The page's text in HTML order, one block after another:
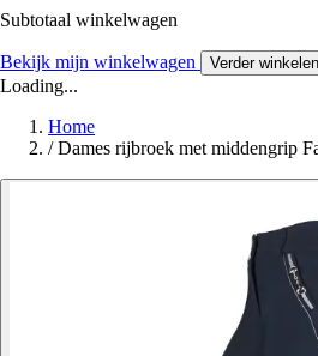
Subtotaal winkelwagen
Bekijk mijn winkelwagen Verder winkelen
Loading...
Home
/ Dames rijbroek met middengrip